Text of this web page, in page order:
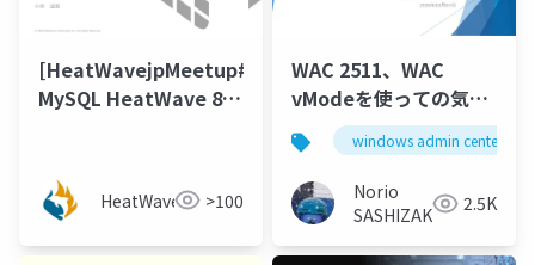
[HeatWavejpMeetup#17]
MySQL HeatWave 8.0
串 遥香 氏 (株式会社デ
ータベーステクノロ
ジ)]
HeatWavejp >100
WAC 2511、WAC
vModeを使っての気づ
き
windows admin center
Norio
SASHIZAKI
2.5K